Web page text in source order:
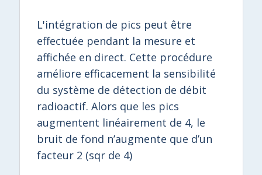
L'intégration de pics peut être
effectuée pendant la mesure et
affichée en direct. Cette procédure
améliore efficacement la sensibilité
du système de détection de débit
radioactif. Alors que les pics
augmentent linéairement de 4, le
bruit de fond n’augmente que d’un
facteur 2 (sqr de 4)